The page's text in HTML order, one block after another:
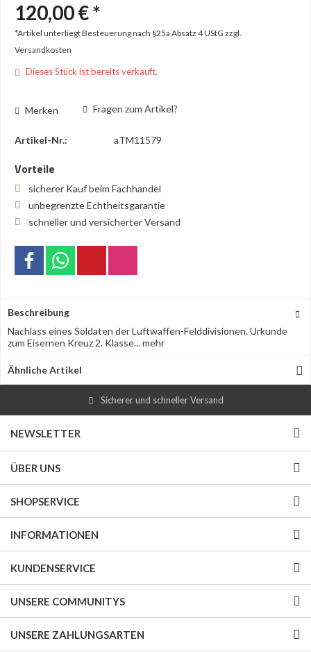
120,00 € *
*Artikel unterliegt Besteuerung nach §25a Absatz 4 UStG zzgl.
Versandkosten
Dieses Stück ist bereits verkauft.
Merken Fragen zum Artikel?
Artikel-Nr.: aTM11579
Vorteile
sicherer Kauf beim Fachhandel
unbegrenzte Echtheitsgarantie
schneller und versicherter Versand
Beschreibung
Nachlass eines Soldaten der Luftwaffen-Felddivisionen. Urkunde
zum Eisernen Kreuz 2. Klasse...mehr
Ähnliche Artikel
Sicherer und schneller Versand
NEWSLETTER
ÜBER UNS
SHOPSERVICE
INFORMATIONEN
KUNDENSERVICE
UNSERE COMMUNITYS
UNSERE ZAHLUNGSARTEN